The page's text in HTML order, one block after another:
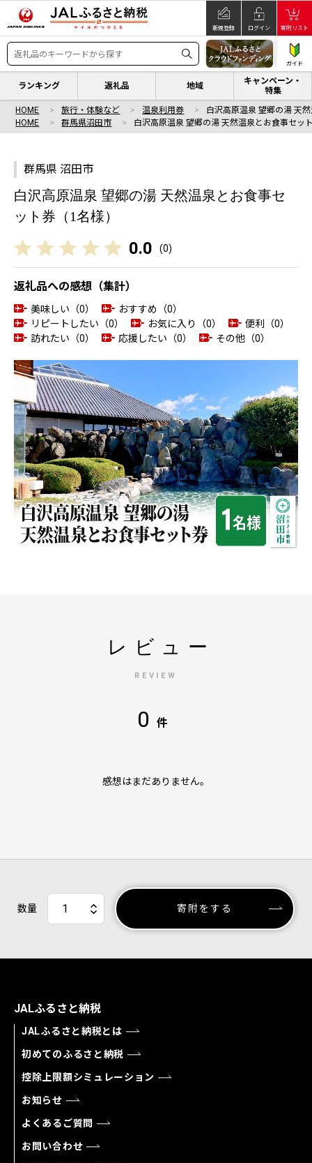
新規登録 ログイン 寄附リスト
ガイド
ランキング 返礼品 地域
キャンペーン・
特集
HOME 旅行・体験など 温泉利用券
白沢高原温泉 望郷の湯 天
HOME
群馬県沼田市 白沢高原温泉 望郷の湯 天然温泉とお食事セッ
群馬県 沼田市
白沢高原温泉 望郷の湯 天然温泉とお食事セ
ット券（1名様）
0.0 (0)
返礼品への感想（集計）
美味しい（0）
おすすめ（0）
リピートしたい（0）
お気に入り（0）
便利（0）
訪れたい（0）
応援したい（0） その他（0）
レビュー
REVIEW
0 件
感想はまだありません。
数量 寄附をする
JALふるさと納税
JALふるさと納税とは
初めてのふるさと納税
控除上限額シミュレーション
お知らせ
よくあるご質問
お問い合わせ